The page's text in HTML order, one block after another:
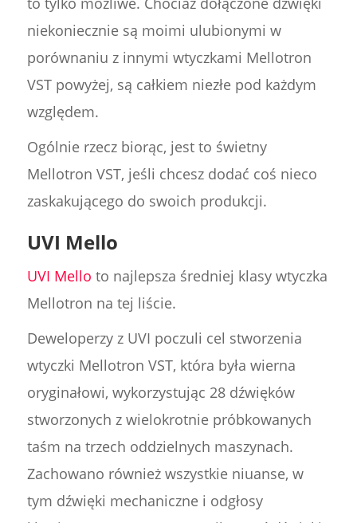
niekoniecznie są moimi ulubionymi w
porównaniu z innymi wtyczkami Mellotron
VST powyżej, są całkiem niezłe pod każdym
względem.
Ogólnie rzecz biorąc, jest to świetny
Mellotron VST, jeśli chcesz dodać coś nieco
zaskakującego do swoich produkcji.
UVI Mello
UVI Mello to najlepsza średniej klasy wtyczka
Mellotron na tej liście.
Deweloperzy z UVI poczuli cel stworzenia
wtyczki Mellotron VST, która była wierna
oryginałowi, wykorzystując 28 dźwięków
stworzonych z wielokrotnie próbkowanych
taśm na trzech oddzielnych maszynach.
Zachowano również wszystkie niuanse, w
tym dźwięki mechaniczne i odgłosy